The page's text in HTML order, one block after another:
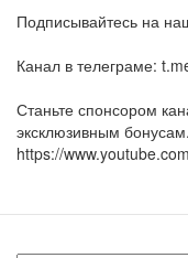
Подписывайтесь на
Канал в телеграме:
Станьте спонсором
эксклюзивным
https://